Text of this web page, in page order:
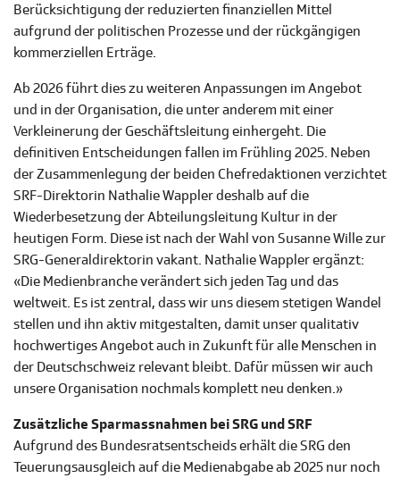
Berücksichtigung der reduzierten finanziellen Mittel
aufgrund der politischen Prozesse und der rückgängigen
kommerziellen Erträge.
Ab 2026 führt dies zu weiteren Anpassungen im Angebot
und in der Organisation, die unter anderem mit einer
Verkleinerung der Geschäftsleitung einhergeht. Die
definitiven Entscheidungen fallen im Frühling 2025. Neben
der Zusammenlegung der beiden Chefredaktionen verzichtet
SRF-Direktorin Nathalie Wappler deshalb auf die
Wiederbesetzung der Abteilungsleitung Kultur in der
heutigen Form. Diese ist nach der Wahl von Susanne Wille zur
SRG-Generaldirektorin vakant. Nathalie Wappler ergänzt:
«Die Medienbranche verändert sich jeden Tag und das
weltweit. Es ist zentral, dass wir uns diesem stetigen Wandel
stellen und ihn aktiv mitgestalten, damit unser qualitativ
hochwertiges Angebot auch in Zukunft für alle Menschen in
der Deutschschweiz relevant bleibt. Dafür müssen wir auch
unsere Organisation nochmals komplett neu denken.»
Zusätzliche Sparmassnahmen bei SRG und SRF
Aufgrund des Bundesratsentscheids erhält die SRG den
Teuerungsausgleich auf die Medienabgabe ab 2025 nur noch